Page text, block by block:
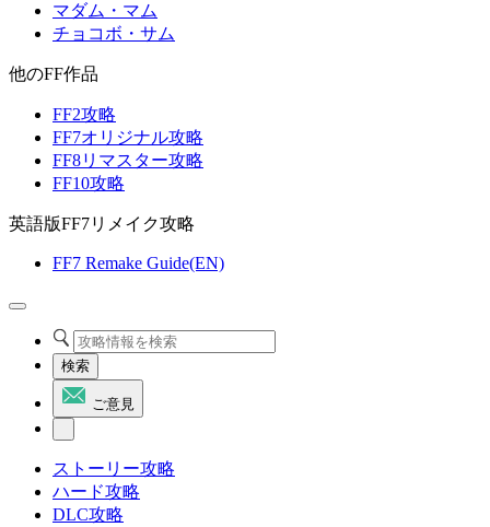
マダム・マム
チョコボ・サム
他のFF作品
FF2攻略
FF7オリジナル攻略
FF8リマスター攻略
FF10攻略
英語版FF7リメイク攻略
FF7 Remake Guide(EN)
検索
ご意見
ストーリー攻略
ハード攻略
DLC攻略